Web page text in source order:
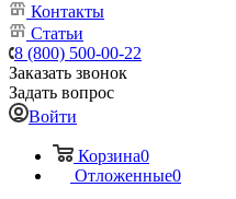
Контакты
Статьи
8 (800) 500-00-22
Заказать звонок
Задать вопрос
Войти
Корзина0
Отложенные0